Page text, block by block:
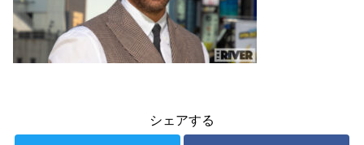
シェアする